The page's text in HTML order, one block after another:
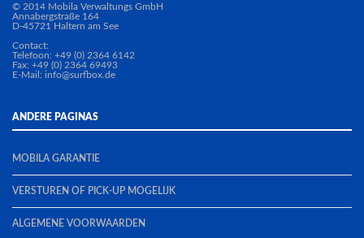
© 2014 Mobila Verwaltungs GmbH
Annabergstraße 164
D-45721 Haltern am See
Contact:
Telefoon: +49 (0) 2364 6142
Fax: +49 (0) 2364 69493
E-Mail: info@surfbox.de
ANDERE PAGINAS
MOBILA GARANTIE
VERSTUREN OF PICK-UP MOGELIJK
ALGEMENE VOORWAARDEN